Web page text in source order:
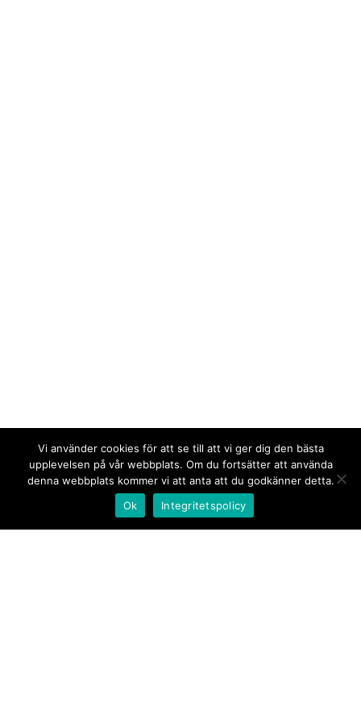
Vi använder cookies för att se till att vi ger dig den bästa
upplevelsen på vår webbplats. Om du fortsätter att använda
denna webbplats kommer vi att anta att du godkänner detta.
Ok
Integritetspolicy